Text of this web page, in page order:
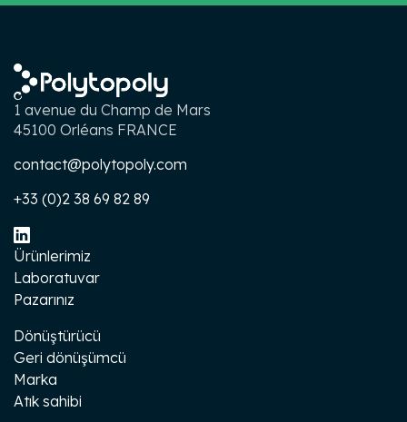
1 avenue du Champ de Mars
45100 Orléans FRANCE
contact@polytopoly.com
+33 (0)2 38 69 82 89
Ürünlerimiz
Laboratuvar
Pazarınız
Dönüştürücü
Geri dönüşümcü
Marka
Atık sahibi